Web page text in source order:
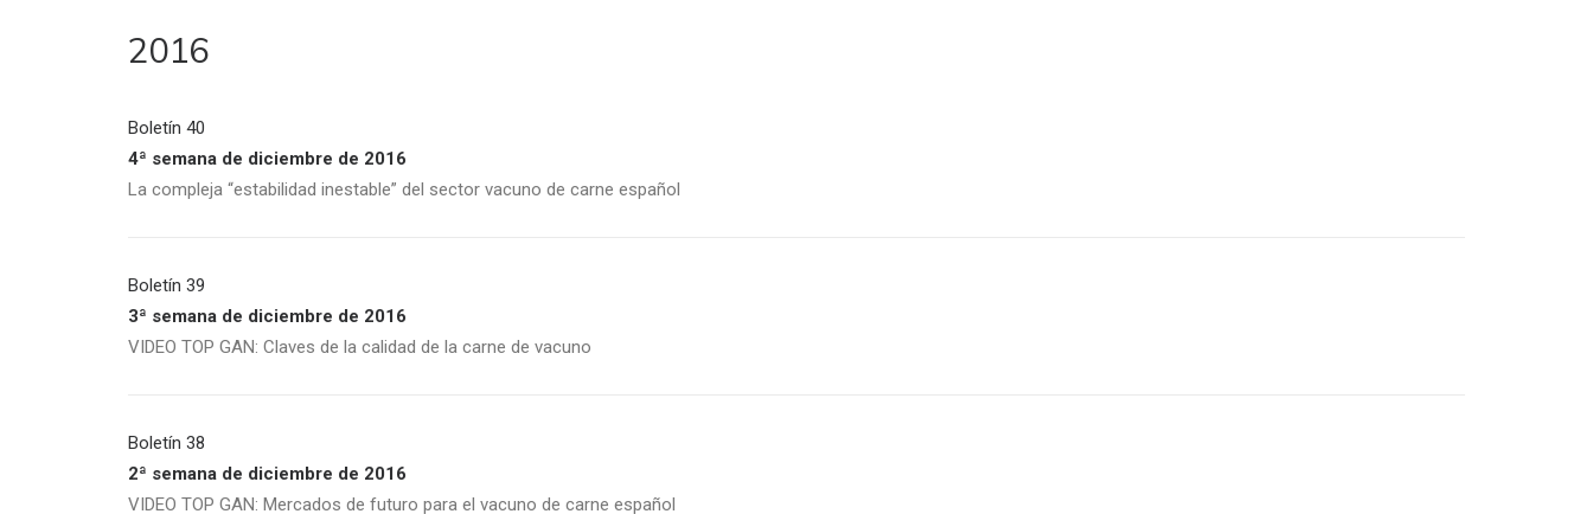
2016
Boletín 40
4ª semana de diciembre de 2016
La compleja “estabilidad inestable” del sector vacuno de carne español
Boletín 39
3ª semana de diciembre de 2016
VIDEO TOP GAN: Claves de la calidad de la carne de vacuno
Boletín 38
2ª semana de diciembre de 2016
VIDEO TOP GAN: Mercados de futuro para el vacuno de carne español